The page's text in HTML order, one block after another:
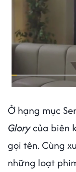
Ở hạng mục
Glorycủa biên
gọi tên. Cùng
những loạt